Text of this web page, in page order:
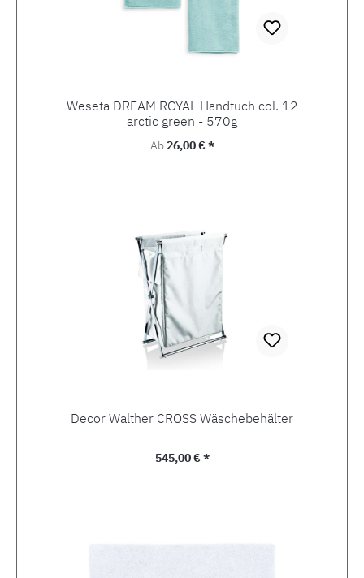
Weseta DREAM ROYAL Handtuch col. 12
arctic green - 570g
Regulärer Preis:
Ab26,00 € *
Decor Walther CROSS Wäschebehälter
Regulärer Preis:
545,00 € *